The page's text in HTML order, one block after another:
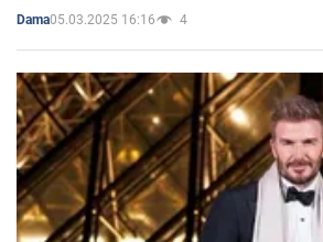
Dama05.03.2025 16:16 4